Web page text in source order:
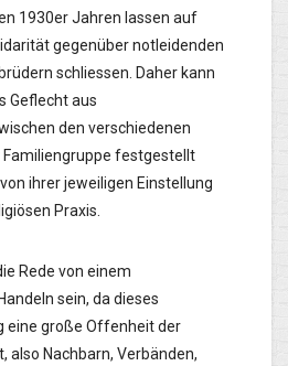
1930er Jahren lassen auf
gegenüber notleidenden
schliessen. Daher kann
Geflecht aus
den verschiedenen
festgestellt
ihrer jeweiligen Einstellung
Praxis.
Rede von einem
sein, da dieses
eine große Offenheit der
also Nachbarn, Verbänden,